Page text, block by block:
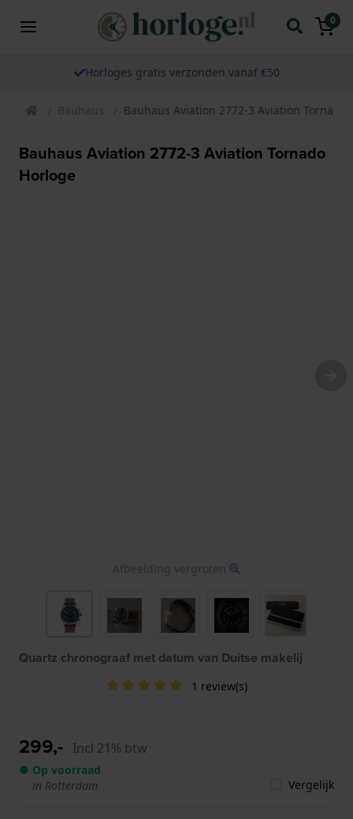
0
Horloges gratis verzonden vanaf €50
Bauhaus Bauhaus Aviation 2772-3 Aviation Tornado
Bauhaus Aviation 2772-3 Aviation Tornado
Horloge
Afbeelding vergroten
Quartz chronograaf met datum van Duitse makelij
1 review(s)
299,- Incl 21% btw
● Op voorraad
in Rotterdam
Vergelijk